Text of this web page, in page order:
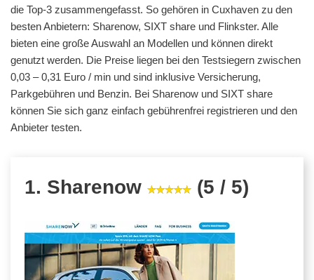
die Top-3 zusammengefasst. So gehören in Cuxhaven zu den
besten Anbietern: Sharenow, SIXT share und Flinkster. Alle
bieten eine große Auswahl an Modellen und können direkt
genutzt werden. Die Preise liegen bei den Testsiegern zwischen
0,03 – 0,31 Euro / min und sind inklusive Versicherung,
Parkgebühren und Benzin. Bei Sharenow und SIXT share
können Sie sich ganz einfach gebührenfrei registrieren und den
Anbieter testen.
1. Sharenow (5 / 5)